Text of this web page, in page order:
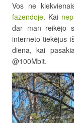
Vos ne
fazendoje. Kai
dar man reikėjo
interneto tiekėjus
diena, kai
@100Mbit.